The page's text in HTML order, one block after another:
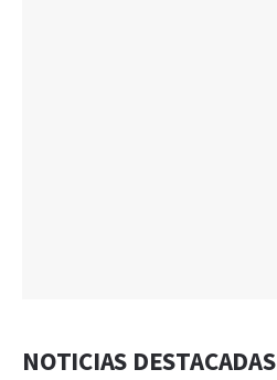
NOTICIAS DESTACADAS